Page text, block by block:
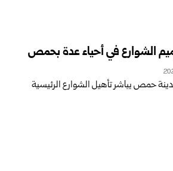
الشوارع في أحياء عدة بحمص